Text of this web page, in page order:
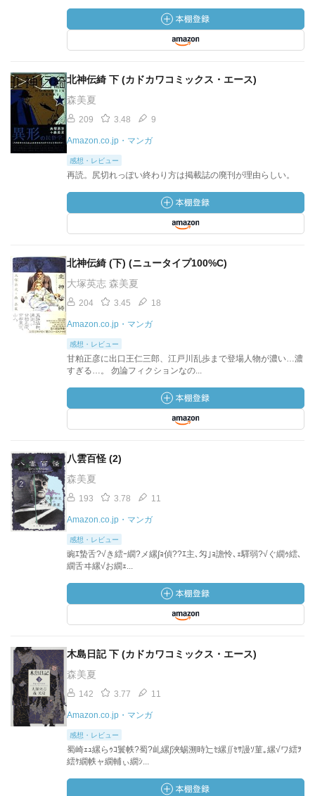
北神伝綺 下 (カドカワコミックス・エース)
森美夏
209 3.48 9
Amazon.co.jp・マンガ
感想・レビュー
再読。尻切れっぽい終わり方は掲載誌の廃刊が理由らしい。
北神伝綺 (下) (ニュータイプ100%C)
大塚英志 森美夏
204 3.45 18
Amazon.co.jp・マンガ
感想・レビュー
甘粕正彦に出口王仁三郎、江戸川乱歩まで登場人物が濃い…濃
すぎる…。 勿論フィクションなの...
八雲百怪 (2)
森美夏
193 3.78 11
Amazon.co.jp・マンガ
感想・レビュー
豌ｴ蟄舌?√き繧ｰ繝?メ縲∫ｮ偵??ｴ主､匁｣ｮ譫怜､ｪ驛弱?√ぐ繝ｩ繧､
繝舌ヰ縲√お繝ｪ...
木島日記 下 (カドカワコミックス・エース)
森美夏
142 3.77 11
Amazon.co.jp・マンガ
感想・レビュー
蜀崎ｪｭ縲らｩｺ鬟帙?蜀?乢縲∫浹蜴溯時辷ｾ縲∬ｾｻ謾ｿ菫｡縲√ワ繧ｦ
繧ｹ繝帙ャ繝輔ぃ繝ｼ...